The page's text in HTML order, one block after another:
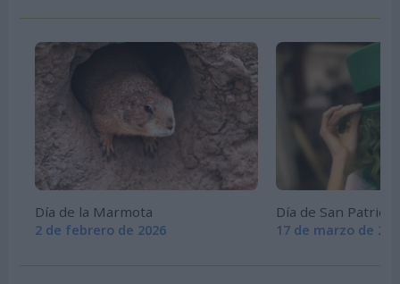
Día de la Marmota
2 de febrero de 2026
Día de San Patricio
17 de marzo de